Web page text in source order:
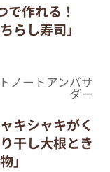
で作れる！
らし寿司」
ノートアンバサ
ダー
キシャキがく
干し大根とき
」